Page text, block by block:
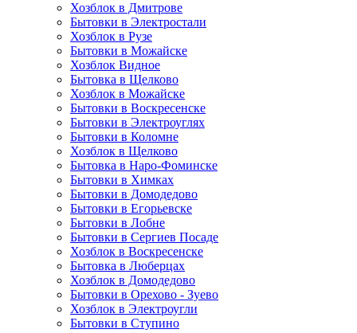
Хозблок в Дмитрове
Бытовки в Электростали
Хозблок в Рузе
Бытовки в Можайске
Хозблок Видное
Бытовкa в Щелково
Хозблок в Можайске
Бытовки в Воскресенске
Бытовки в Электроуглях
Бытовки в Коломне
Хозблок в Щелково
Бытовка в Наро-Фоминске
Бытовки в Химках
Бытовки в Домодедово
Бытовки в Егорьевске
Бытовки в Лобне
Бытовки в Сергиев Посаде
Хозблок в Воскресенске
Бытовка в Люберцах
Хозблок в Домодедово
Бытовки в Орехово - Зуево
Хозблок в Электроугли
Бытовки в Ступино